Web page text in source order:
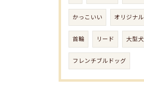
かっこいい オリジナル
首輪 リード 大型犬
フレンチブルドッグ